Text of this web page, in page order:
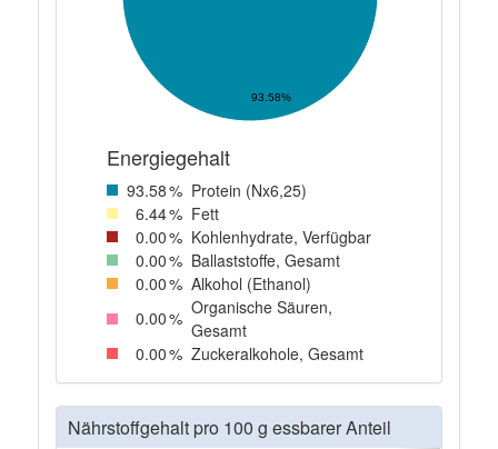
93.58%
Energiegehalt
93.58% Protein (Nx6,25)
6.44% Fett
0.00% Kohlenhydrate, Verfügbar
0.00% Ballaststoffe, Gesamt
0.00% Alkohol (Ethanol)
0.00% Organische Säuren,
Gesamt
0.00% Zuckeralkohole, Gesamt
Nährstoffgehalt pro 100 g essbarer Anteil